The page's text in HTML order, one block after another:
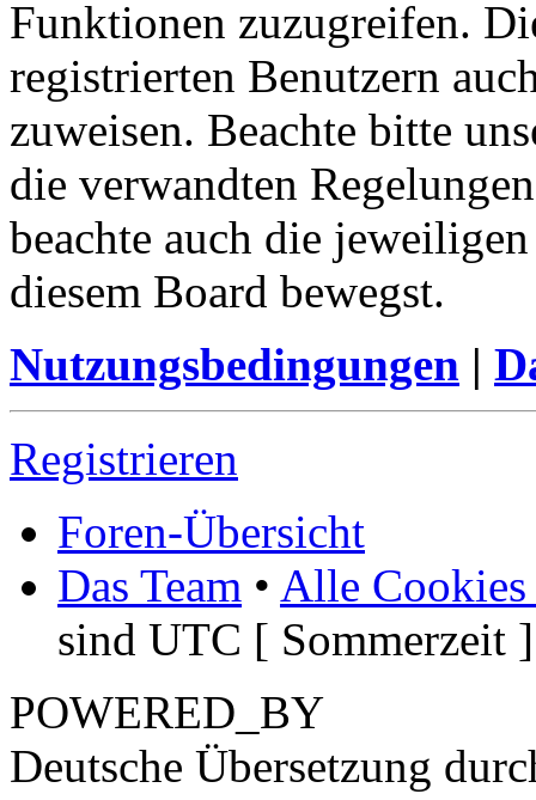
Funktionen zuzugreifen.
registrierten Benutzern
zuweisen. Beachte bitte
die verwandten
beachte auch die
diesem Board bewegst.
Nutzungsbedingungen |
Registrieren
Foren-Übersicht
Das Team • Alle Cookies
sind UTC [ Sommerzeit ]
POWERED_BY
Deutsche Übersetzung